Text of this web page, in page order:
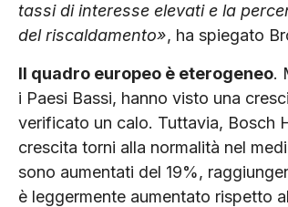
tassi di interesse elevati e la
del riscaldamento», ha spiegato
Il quadro europeo è eterogeneo.
i Paesi Bassi, hanno visto una
verificato un calo. Tuttavia, Bosch
crescita torni alla normalità nel
sono aumentati del 19%,
è leggermente aumentato rispetto